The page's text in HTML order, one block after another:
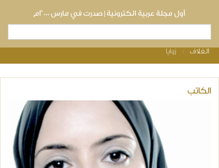
أول مجلة عربية الكترونية | صدرت في مارس ٢٠٠٠م
You are
الغلاف زوايا
الكاتب